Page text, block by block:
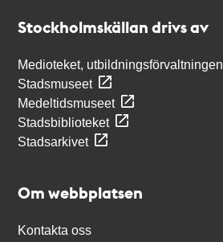
Stockholmskällan drivs av
Medioteket, utbildningsförvaltningen
Stadsmuseet
Medeltidsmuseet
Stadsbiblioteket
Stadsarkivet
Om webbplatsen
Kontakta oss